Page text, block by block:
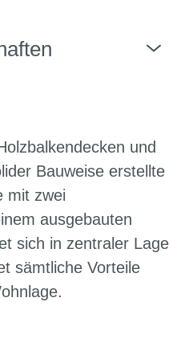
und
Bauweise erstellte
mit zwei
ausgebauten
sich in zentraler Lage
sämtliche Vorteile